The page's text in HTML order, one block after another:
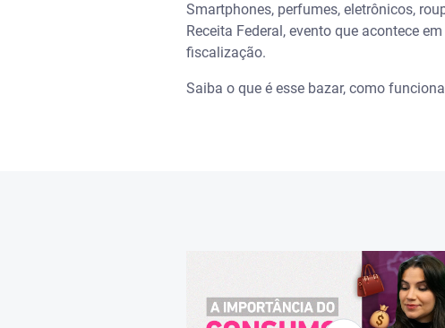
O que é o bazar da Receita Federal
Como funcionam as feiras com
Vale a pena comprar no bazar da
Smartphones, perfumes, eletrônicos,
Receita Federal, evento que acontece
fiscalização.
Saiba o que é esse bazar, como